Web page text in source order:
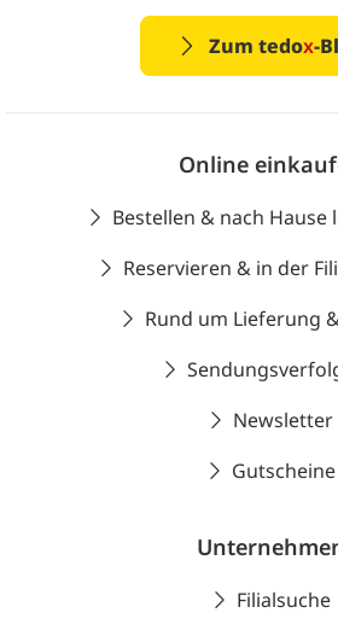
Zum tedox-
Online
Bestellen & nach Hause
Reservieren & in der
Rund um Lieferung
Newsletter
Gutscheine
Filialsuche